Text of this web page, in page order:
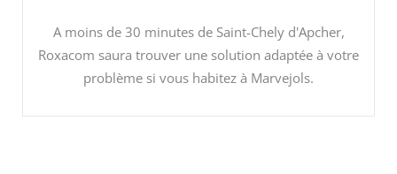
A moins de 30 minutes de Saint-Chely d'Apcher,
Roxacom saura trouver une solution adaptée à votre
problème si vous habitez à Marvejols.